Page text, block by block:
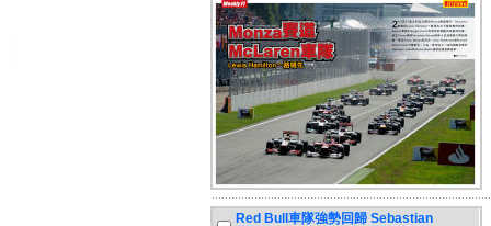
Red Bull車隊強勢回歸 Sebastian